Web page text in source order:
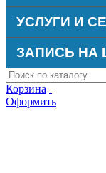
УСЛУГИ И
ЗАПИСЬ
Корзина
Оформить